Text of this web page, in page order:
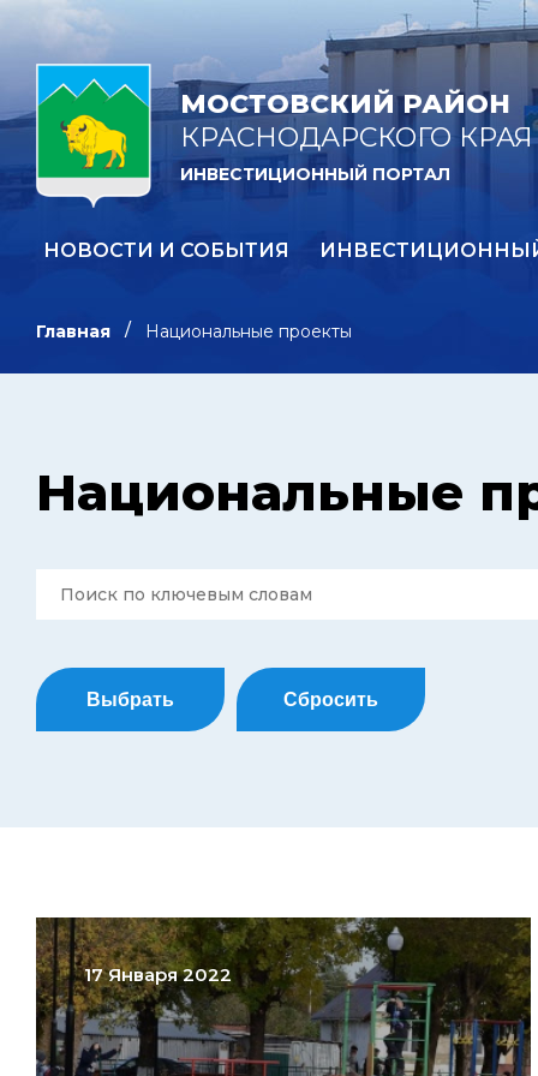
МОСТОВСКИЙ РАЙОН
КРАСНОДАРСКОГО КРАЯ
ИНВЕСТИЦИОННЫЙ ПОРТАЛ
НОВОСТИ И СОБЫТИЯ
Главная Национальные проекты
Национальные
Выбрать Сбросить
17 Января 2022